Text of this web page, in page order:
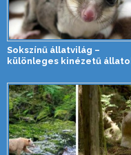
Sokszínű állatvilág –
különleges kinézetű